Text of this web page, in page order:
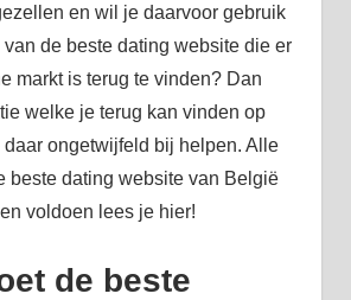
en wil je daarvoor gebruik
van de beste dating website die er
markt is terug te vinden? Dan
welke je terug kan vinden op
ongetwijfeld bij helpen. Alle
beste dating website van België
voldoen lees je hier!
de beste